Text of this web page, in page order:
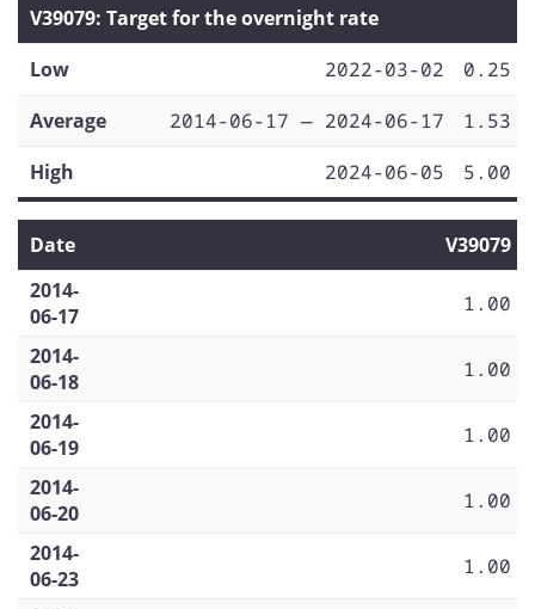
V39079: Target for the overnight rate
Low
2022-03-02
0.25
Average
2014-06-17 — 2024-06-17
1.53
High
2024-06-05 5.00
Date
V39079
2014-
06-17
1.00
2014-
06-18
1.00
2014-
06-19
1.00
2014-
06-20
1.00
2014-
06-23
1.00